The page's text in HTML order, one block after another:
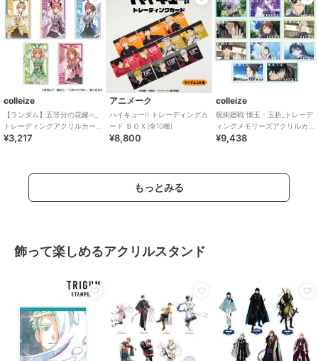
colleize
【ランダム】五等分の花嫁∽_
トレーディングアクリルカー
ド 和装バニーver.【コンプリ
¥3,217
アニメーク
ハイキュー!! トレーディングカ
ード ＢＯＸ(全10種)
¥8,800
colleize
呪術廻戦 懐玉・玉折_トレーデ
ィングメモリーズアクリルカ
ード【コンプリートBOX／11個
¥9,438
もっとみる
飾って楽しめるアクリルスタンド